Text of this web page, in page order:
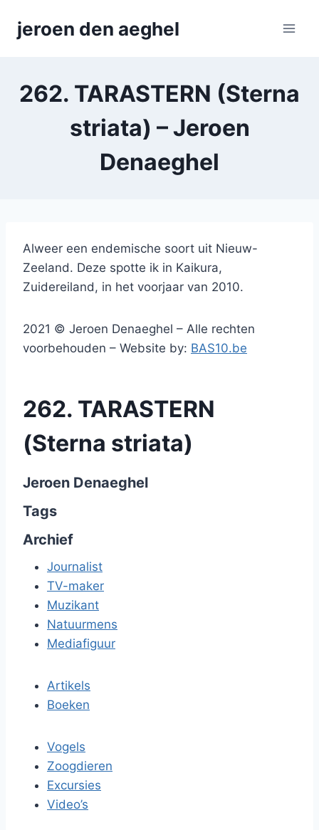
jeroen den aeghel
262. TARASTERN (Sterna
striata) – Jeroen
Denaeghel
Alweer een endemische soort uit Nieuw-
Zeeland. Deze spotte ik in Kaikura,
Zuidereiland, in het voorjaar van 2010.
2021 © Jeroen Denaeghel – Alle rechten
voorbehouden – Website by: BAS10.be
262. TARASTERN
(Sterna striata)
Jeroen Denaeghel
Tags
Archief
Journalist
TV-maker
Muzikant
Natuurmens
Mediafiguur
Artikels
Boeken
Vogels
Zoogdieren
Excursies
Video’s